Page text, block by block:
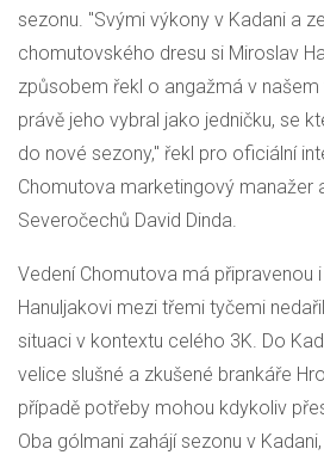
sezonu. "Svými výkony v Kadani a
chomutovského dresu si Miroslav
způsobem řekl o angažmá v našem
právě jeho vybral jako jedničku, se
do nové sezony," řekl pro oficiální
Chomutova marketingový manažer
Severočechů David Dinda.
Vedení Chomutova má připravenou
Hanuljakovi mezi třemi tyčemi
situaci v kontextu celého 3K. Do
velice slušné a zkušené brankáře
případě potřeby mohou kdykoliv
Oba gólmani zahájí sezonu v